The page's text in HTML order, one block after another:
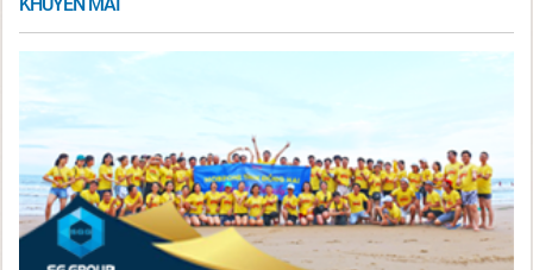
KHUYẾN MÃI